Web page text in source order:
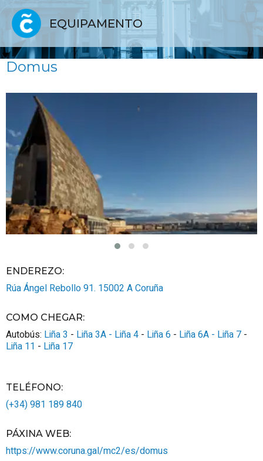
EQUIPAMENTO
Domus
ENDEREZO:
Rúa Ángel Rebollo 91. 15002 A Coruña
COMO CHEGAR:
Autobús: Liña 3 - Liña 3A - Liña 4 - Liña 6 - Liña 6A - Liña 7 -
Liña 11 - Liña 17
TELÉFONO:
(+34) 981 189 840
PÁXINA WEB:
https://www.coruna.gal/mc2/es/domus